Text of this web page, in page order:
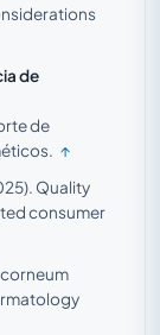
de
de
↑
Quality
consumer